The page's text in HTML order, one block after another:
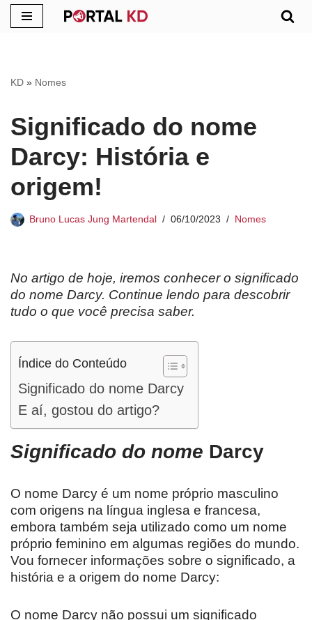
conteúdo
KD » Nomes
Significado do nome
Darcy: História e
origem!
Bruno Lucas Jung Martendal 06/10/2023 Nomes
No artigo de hoje, iremos conhecer o significado
do nome Darcy. Continue lendo para descobrir
tudo o que você precisa saber.
Índice do Conteúdo
Significado do nome Darcy
E aí, gostou do artigo?
Significado do nome Darcy
O nome Darcy é um nome próprio masculino
com origens na língua inglesa e francesa,
embora também seja utilizado como um nome
próprio feminino em algumas regiões do mundo.
Vou fornecer informações sobre o significado, a
história e a origem do nome Darcy:
O nome Darcy não possui um significado